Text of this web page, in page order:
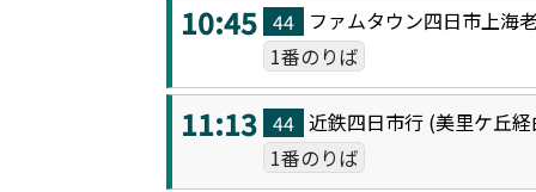
10:45 44 ファムタウン四日市上海
1番のりば
11:13 44 近鉄四日市行 (美里ケ丘
1番のりば